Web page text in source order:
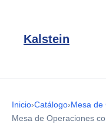
Kalstein
Inicio›Catálogo›Mesa de
Mesa de Operaciones